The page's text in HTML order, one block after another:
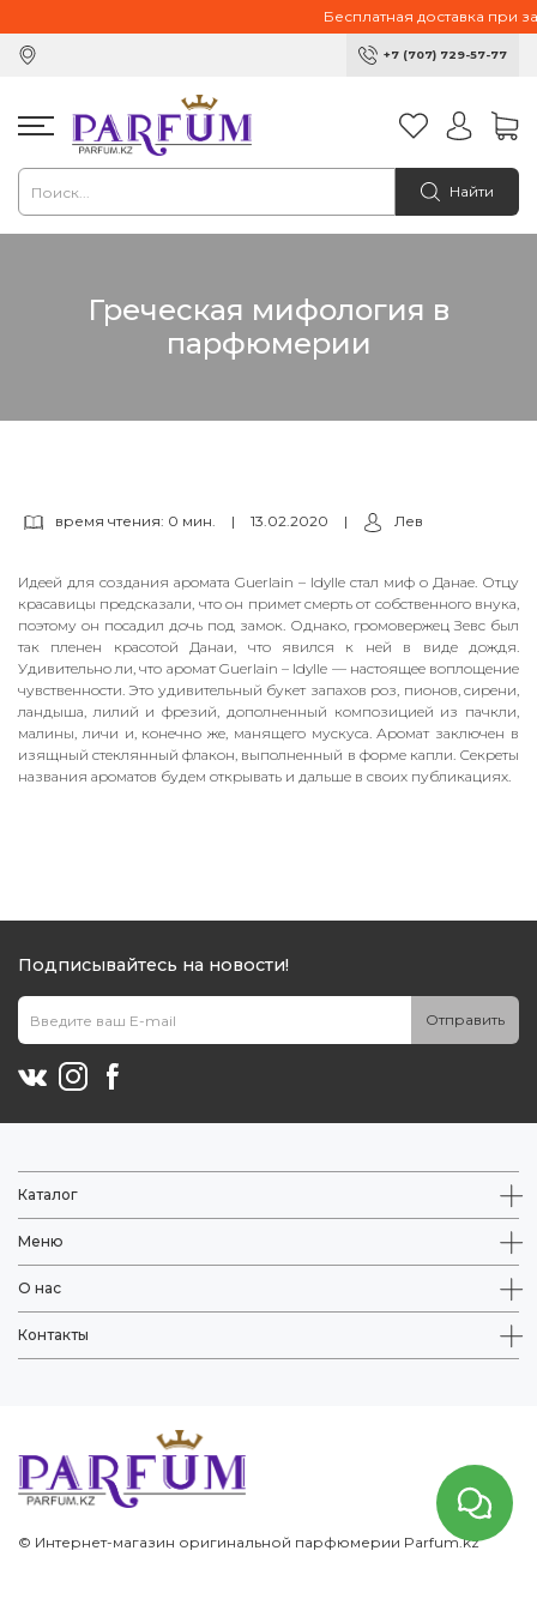
Бесплатная доставка при
+7 (707) 729-57-77
Найти
Греческая мифология в
парфюмерии
время чтения: 0 мин. | 13.02.2020 | Лев
Идеей для создания аромата Guerlain – Idylle стал миф о Данае. Отцу
красавицы предсказали, что он примет смерть от собственного внука,
поэтому он посадил дочь под замок. Однако, громовержец Зевс был
так пленен красотой Данаи, что явился к ней в виде дождя.
Удивительно ли, что аромат Guerlain – Idylle — настоящее воплощение
чувственности. Это удивительный букет запахов роз, пионов, сирени,
ландыша, лилий и фрезий, дополненный композицией из пачкли,
малины, личи и, конечно же, манящего мускуса. Аромат заключен в
изящный стеклянный флакон, выполненный в форме капли. Секреты
названия ароматов будем открывать и дальше в своих публикациях.
Подписывайтесь на новости!
Отправить
Каталог
Меню
О нас
Контакты
© Интернет-магазин оригинальной парфюмерии Parfum.kz